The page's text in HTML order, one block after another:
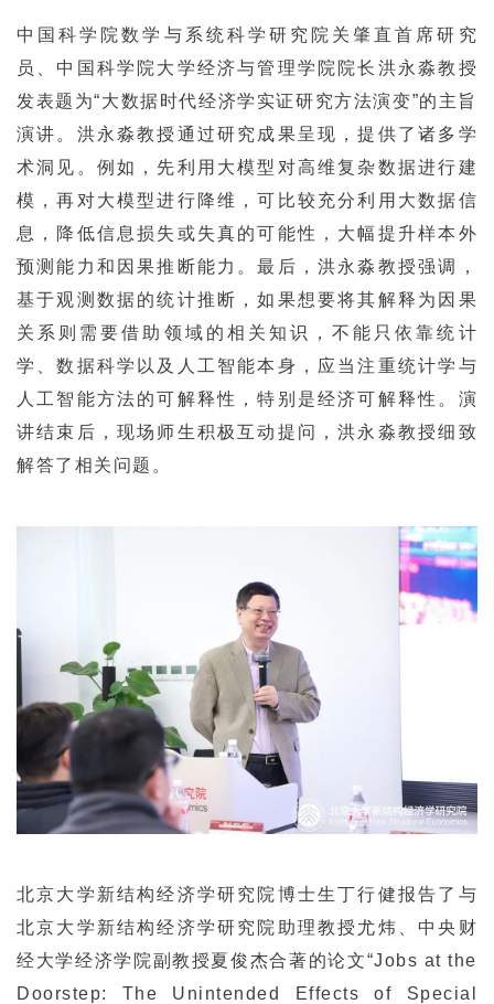
中国科学院数学与系统科学研究院关肇直首席研究
员、中国科学院大学经济与管理学院院长洪永淼教授
发表题为“大数据时代经济学实证研究方法演变”的主旨
演讲。洪永淼教授通过研究成果呈现，提供了诸多学
术洞见。例如，先利用大模型对高维复杂数据进行建
模，再对大模型进行降维，可比较充分利用大数据信
息，降低信息损失或失真的可能性，大幅提升样本外
预测能力和因果推断能力。最后，洪永淼教授强调，
基于观测数据的统计推断，如果想要将其解释为因果
关系则需要借助领域的相关知识，不能只依靠统计
学、数据科学以及人工智能本身，应当注重统计学与
人工智能方法的可解释性，特别是经济可解释性。演
讲结束后，现场师生积极互动提问，洪永淼教授细致
解答了相关问题。
北京大学新结构经济学研究院博士生丁行健报告了与
北京大学新结构经济学研究院助理教授尤炜、中央财
经大学经济学院副教授夏俊杰合著的论文“Jobs at the
Doorstep: The Unintended Effects of Special